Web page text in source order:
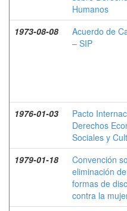
Humanos
1973-08-08
Acuerdo de
– SIP
1976-01-03
Pacto
Derechos
Sociales y
1979-01-18
Convención
eliminación
formas de
contra la